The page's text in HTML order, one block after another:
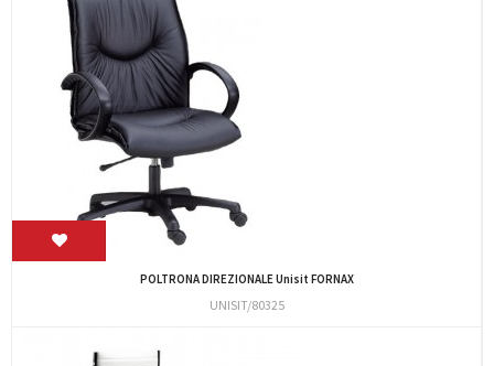
POLTRONA DIREZIONALE Unisit FORNAX
UNISIT/80325